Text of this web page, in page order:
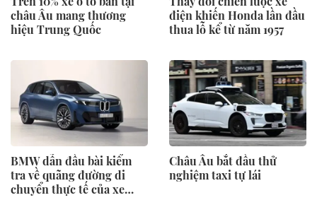
châu Âu mang thương
hiệu Trung Quốc
điện khiến Honda lần đầu
thua lỗ kể từ năm 1957
BMW dẫn đầu bài kiểm
tra về quãng đường di
chuyển thực tế của xe
Châu Âu bắt đầu thử
nghiệm taxi tự lái